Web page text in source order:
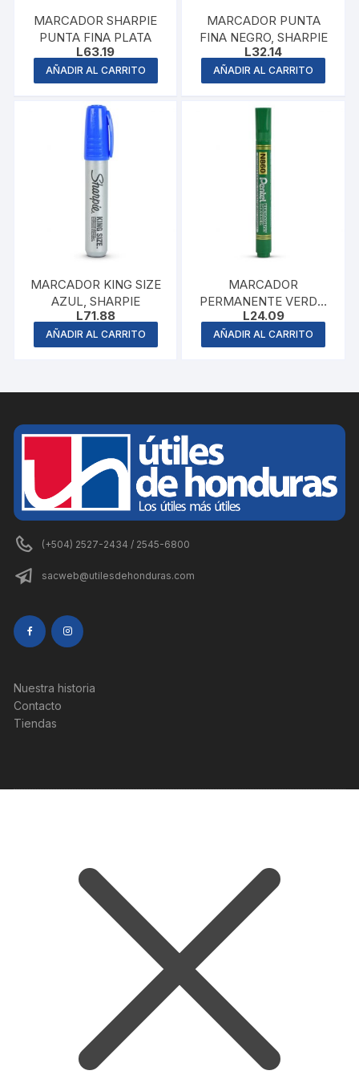
MARCADOR SHARPIE
PUNTA FINA PLATA
L63.19
AÑADIR AL CARRITO
MARCADOR PUNTA
FINA NEGRO, SHARPIE
L32.14
AÑADIR AL CARRITO
MARCADOR KING SIZE
AZUL, SHARPIE
L71.88
AÑADIR AL CARRITO
MARCADOR
PERMANENTE VERDE,
PENTEL
L24.09
AÑADIR AL CARRITO
(+504) 2527-2434 / 2545-6800
sacweb@utilesdehonduras.com
Nuestra historia
Contacto
Tiendas